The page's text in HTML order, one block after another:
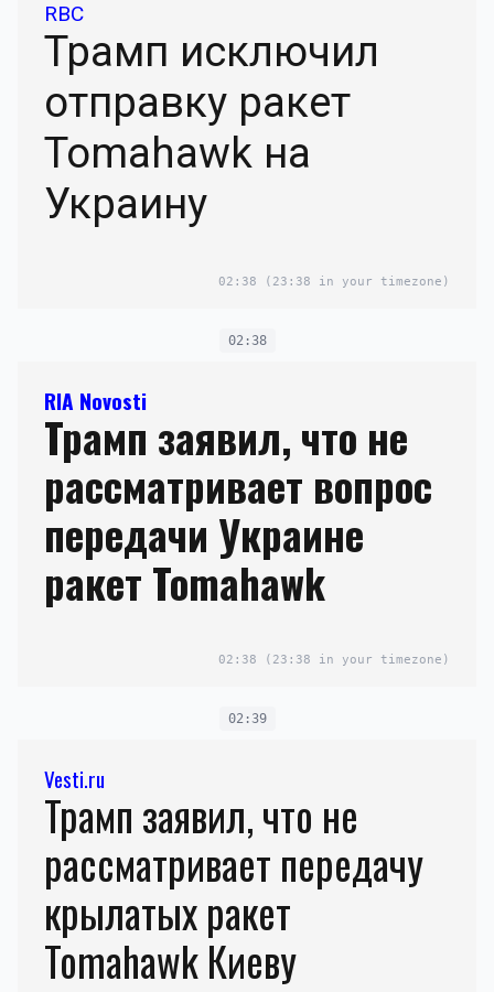
RBC
Трамп исключил
отправку ракет
Tomahawk на
Украину
02:38 (23:38 in your timezone)
02:38
RIA Novosti
Трамп заявил, что не
рассматривает вопрос
передачи Украине
ракет Tomahawk
02:38 (23:38 in your timezone)
02:39
Vesti.ru
Трамп заявил, что не
рассматривает передачу
крылатых ракет
Tomahawk Киеву